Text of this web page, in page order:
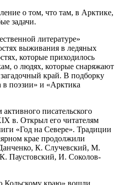
о том, что там, в Арктике,
задачи.
литературе»
выживания в ледяных
которые приходилось
о людях, которые снаряжают
край. В подборку
в поэзии» и «Арктика
писательского
в. Открыл его читателям
«Год на Севере». Традиции
крае продолжили
К. Случевский, М.
Паустовский, И. Соколов-
Кольскому краю» вошли